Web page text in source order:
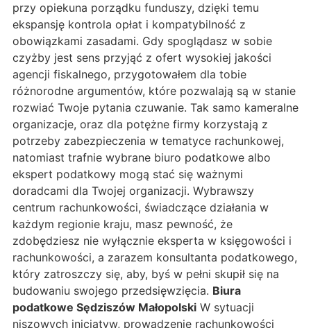
przy opiekuna porządku funduszy, dzięki temu
ekspansję kontrola opłat i kompatybilność z
obowiązkami zasadami. Gdy spoglądasz w sobie
czyżby jest sens przyjąć z ofert wysokiej jakości
agencji fiskalnego, przygotowałem dla tobie
różnorodne argumentów, które pozwalają są w stanie
rozwiać Twoje pytania czuwanie. Tak samo kameralne
organizacje, oraz dla potężne firmy korzystają z
potrzeby zabezpieczenia w tematyce rachunkowej,
natomiast trafnie wybrane biuro podatkowe albo
ekspert podatkowy mogą stać się ważnymi
doradcami dla Twojej organizacji. Wybrawszy
centrum rachunkowości, świadczące działania w
każdym regionie kraju, masz pewność, że
zdobędziesz nie wyłącznie eksperta w księgowości i
rachunkowości, a zarazem konsultanta podatkowego,
który zatroszczy się, aby, byś w pełni skupił się na
budowaniu swojego przedsięwzięcia. Biura
podatkowe Sędziszów Małopolski W sytuacji
niszowych inicjatyw, prowadzenie rachunkowości